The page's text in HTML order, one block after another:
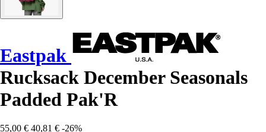
Eastpak
Rucksack December Seasonals
Padded Pak'R
55,00 € 40,81 € -26%